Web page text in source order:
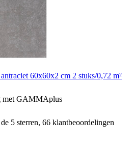
60x60x2 cm 2 stuks/0,72 m²
met GAMMAplus
5 sterren, 66 klantbeoordelingen